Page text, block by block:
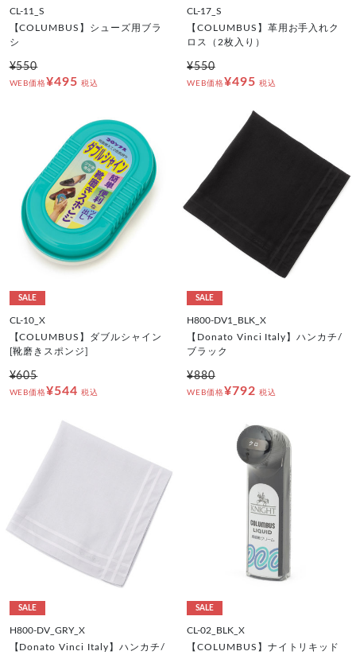
CL-11_S
【COLUMBUS】シューズ用ブラ
シ
¥550
WEB価格¥495 税込
CL-17_S
【COLUMBUS】革用お手入れク
ロス（2枚入り）
¥550
WEB価格¥495 税込
SALE
CL-10_X
【COLUMBUS】ダブルシャイン
[靴磨きスポンジ]
¥605
WEB価格¥544 税込
SALE
H800-DV1_BLK_X
【Donato Vinci Italy】ハンカチ/
ブラック
¥880
WEB価格¥792 税込
SALE
H800-DV_GRY_X
【Donato Vinci Italy】ハンカチ/
SALE
CL-02_BLK_X
【COLUMBUS】ナイトリキッド